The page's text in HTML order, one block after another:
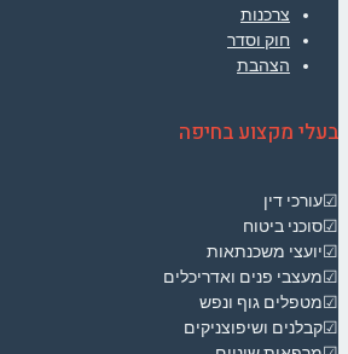
צרכנות
חוק וסדר
הצהבת
בעלי מקצוע בחיפה
☑עורכי דין
☑סוכני ביטוח
☑יועצי משכנתאות
☑מעצבי פנים ואדריכלים
☑מטפלים גוף ונפש
☑קבלנים ושיפוצניקים